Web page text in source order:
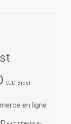
CJD Brest
en ligne